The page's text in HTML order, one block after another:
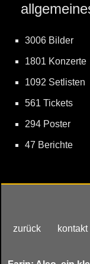
3006 Bilder
1801 Konzerte
1092 Setlisten
561 Tickets
294 Poster
47 Berichte
zurück kontakt